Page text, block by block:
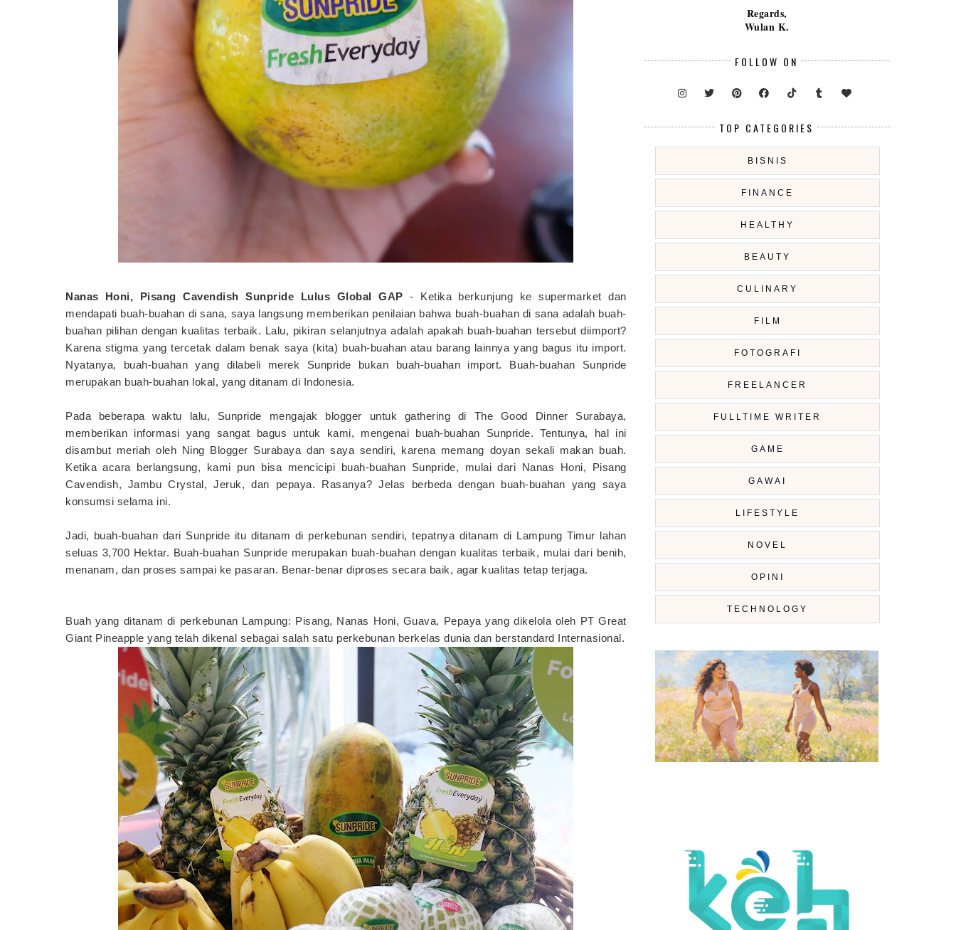
Nanas Honi, Pisang Cavendish Sunpride Lulus Global GAP - Ketika berkunjung ke supermarket dan
mendapati buah-buahan di sana, saya langsung memberikan penilaian bahwa buah-buahan di sana adalah buah-
buahan pilihan dengan kualitas terbaik. Lalu, pikiran selanjutnya adalah apakah buah-buahan tersebut diimport?
Karena stigma yang tercetak dalam benak saya (kita) buah-buahan atau barang lainnya yang bagus itu import.
Nyatanya, buah-buahan yang dilabeli merek Sunpride bukan buah-buahan import. Buah-buahan Sunpride
merupakan buah-buahan lokal, yang ditanam di Indonesia.
Pada beberapa waktu lalu, Sunpride mengajak blogger untuk gathering di The Good Dinner Surabaya,
memberikan informasi yang sangat bagus untuk kami, mengenai buah-buahan Sunpride. Tentunya, hal ini
disambut meriah oleh Ning Blogger Surabaya dan saya sendiri, karena memang doyan sekali makan buah.
Ketika acara berlangsung, kami pun bisa mencicipi buah-buahan Sunpride, mulai dari Nanas Honi, Pisang
Cavendish, Jambu Crystal, Jeruk, dan pepaya. Rasanya? Jelas berbeda dengan buah-buahan yang saya
konsumsi selama ini.
Jadi, buah-buahan dari Sunpride itu ditanam di perkebunan sendiri, tepatnya ditanam di Lampung Timur lahan
seluas 3,700 Hektar. Buah-buahan Sunpride merupakan buah-buahan dengan kualitas terbaik, mulai dari benih,
menanam, dan proses sampai ke pasaran. Benar-benar diproses secara baik, agar kualitas tetap terjaga.
Buah yang ditanam di perkebunan Lampung: Pisang, Nanas Honi, Guava, Pepaya yang dikelola oleh PT Great
Giant Pineapple yang telah dikenal sebagai salah satu perkebunan berkelas dunia dan berstandard Internasional.
Regards,
Wulan K.
FOLLOW ON
TOP CATEGORIES
BISNIS
FINANCE
HEALTHY
BEAUTY
CULINARY
FILM
FOTOGRAFI
FREELANCER
FULLTIME WRITER
GAME
GAWAI
LIFESTYLE
NOVEL
OPINI
TECHNOLOGY